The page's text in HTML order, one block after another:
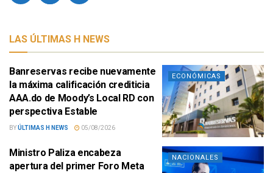
LAS ÚLTIMAS H NEWS
ECONÓMICAS
Banreservas recibe nuevamente
la máxima calificación crediticia
AAA.do de Moody’s Local RD con
perspectiva Estable
BYÚLTIMAS H NEWS 05/08/2026
NACIONALES
Ministro Paliza encabeza
apertura del primer Foro Meta